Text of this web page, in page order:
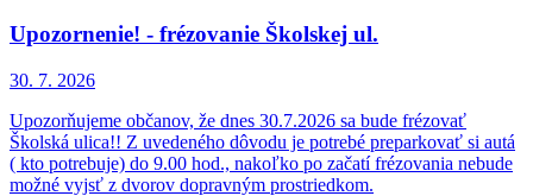
Upozornenie! - frézovanie Školskej ul.
30. 7. 2026
Upozorňujeme občanov, že dnes 30.7.2026 sa bude frézovať
Školská ulica!! Z uvedeného dôvodu je potrebé preparkovať si autá
( kto potrebuje) do 9.00 hod., nakoľko po začatí frézovania nebude
možné vyjsť z dvorov dopravným prostriedkom.